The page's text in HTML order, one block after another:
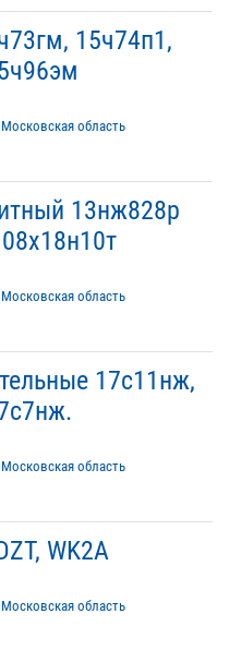
15ч74п1,
Московская область
13нж828р
Московская область
17с11нж,
Московская область
WK2A
Московская область